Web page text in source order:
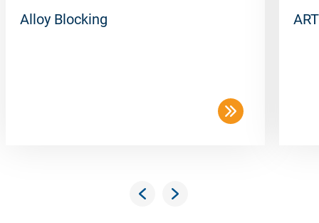
Alloy Blocking